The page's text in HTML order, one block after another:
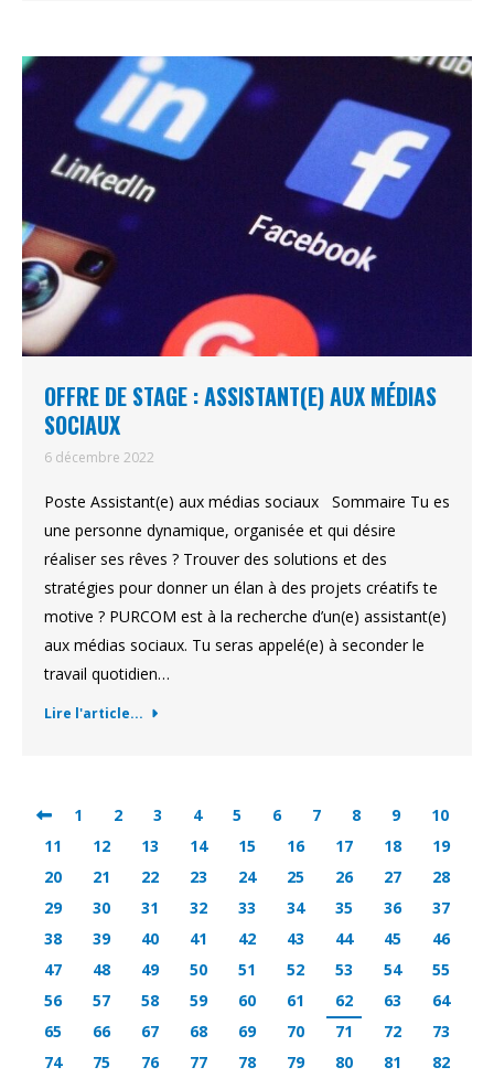
OFFRE DE STAGE : ASSISTANT(E) AUX MÉDIAS
SOCIAUX
6 décembre 2022
Poste Assistant(e) aux médias sociaux Sommaire Tu es
une personne dynamique, organisée et qui désire
réaliser ses rêves ? Trouver des solutions et des
stratégies pour donner un élan à des projets créatifs te
motive ? PURCOM est à la recherche d’un(e) assistant(e)
aux médias sociaux. Tu seras appelé(e) à seconder le
travail quotidien…
Lire l'article...
1 2 3 4 5 6 7 8 9
10
11
12 13 14 15 16 17 18
19
20
21 22 23 24 25 26 27
28
29
30 31 32 33 34 35 36
37
38
39 40 41 42 43 44 45
46
47
48 49 50 51 52 53 54
55
56
57 58 59 60 61 62 63
64
65
66 67 68 69 70 71 72
73
74
75 76 77 78 79 80 81
82